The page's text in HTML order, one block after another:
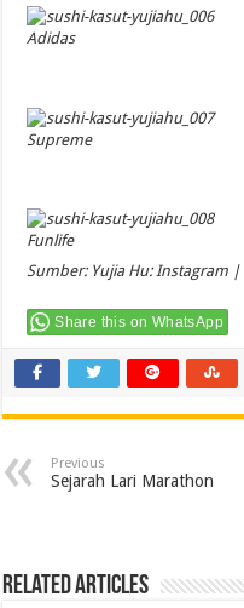
Adidas
Supreme
Funlife
Sumber: Yujia Hu:Instagram |
Share this on WhatsApp
Previous
Sejarah Lari Marathon
Related Articles